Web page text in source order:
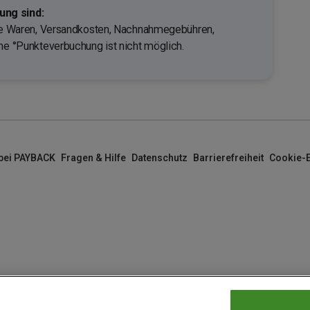
sind:
Versandkosten, Nachnahmegebühren,
°Punkteverbuchung ist nicht möglich.
PAYBACK Fragen & Hilfe Datenschutz Barrierefreiheit Cookie-